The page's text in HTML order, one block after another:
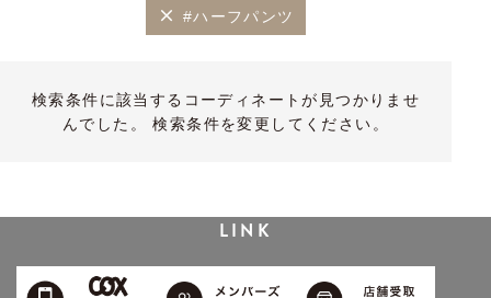
#ハーフパンツ
検索条件に該当するコーディネートが見つかりませ
んでした。 検索条件を変更してください。
LINK